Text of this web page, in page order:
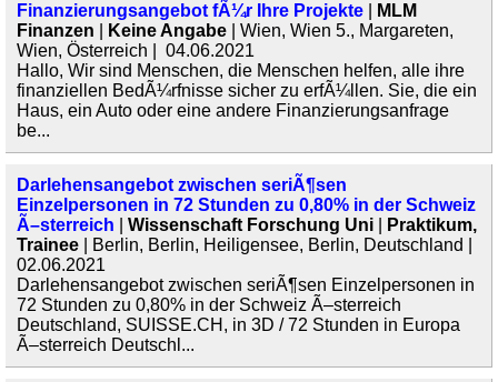
Finanzierungsangebot fÃ¼r Ihre Projekte
MLM
Finanzen
Keine Angabe | Wien, Wien 5., Margareten,
Wien, Österreich | 04.06.2021
Hallo, Wir sind Menschen, die Menschen helfen, alle ihre
finanziellen BedÃ¼rfnisse sicher zu erfÃ¼llen. Sie, die ein
Haus, ein Auto oder eine andere Finanzierungsanfrage
be...
Darlehensangebot zwischen seriÃ¶sen
Einzelpersonen in 72 Stunden zu 0,80% in der Schweiz
Ã–sterreich
Wissenschaft Forschung Uni
Praktikum,
Trainee | Berlin, Berlin, Heiligensee, Berlin, Deutschland |
02.06.2021
Darlehensangebot zwischen seriÃ¶sen Einzelpersonen in
72 Stunden zu 0,80% in der Schweiz Ã–sterreich
Deutschland, SUISSE.CH, in 3D / 72 Stunden in Europa
Ã–sterreich Deutschl...